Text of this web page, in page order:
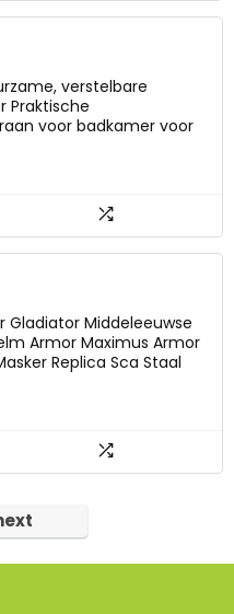
verstelbare
Praktische
voor badkamer voor
Gladiator Middeleeuwse
Armor Maximus Armor
Replica Sca Staal